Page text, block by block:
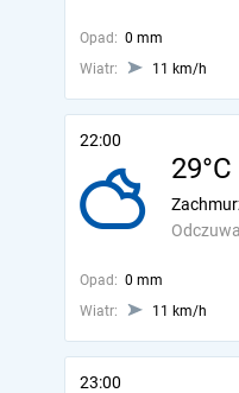
Opad: 0 mm
Wiatr:
11 km/h
22:00
29°C
Opad: 0 mm
Wiatr:
11 km/h
23:00